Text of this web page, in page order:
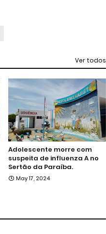
Ver todos
Adolescente morre com
suspeita de influenza A no
Sertão da Paraíba.
May 17, 2024